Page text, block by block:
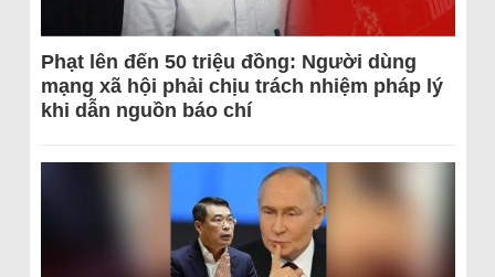
Phạt lên đến 50 triệu đồng: Người dùng
mạng xã hội phải chịu trách nhiệm pháp lý
khi dẫn nguồn báo chí